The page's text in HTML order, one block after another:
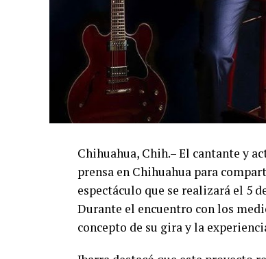
Chihuahua, Chih.– El cantante y
prensa en Chihuahua para
espectáculo que se realizará el 5
Durante el encuentro con los
concepto de su gira y la